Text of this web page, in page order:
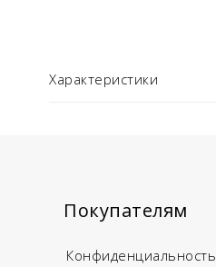
Характеристики
Покупателям
Конфиденциальность